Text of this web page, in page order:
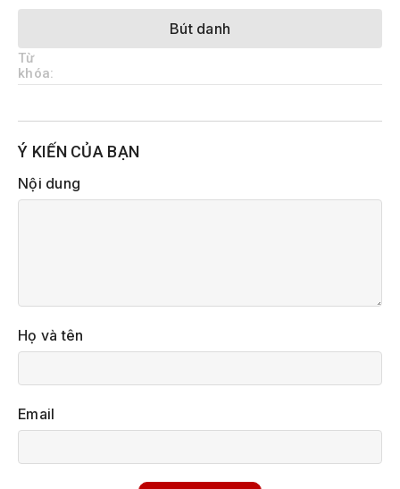
Bút danh
Từ
khóa:
Ý KIẾN CỦA BẠN
Nội dung
Họ và tên
Email